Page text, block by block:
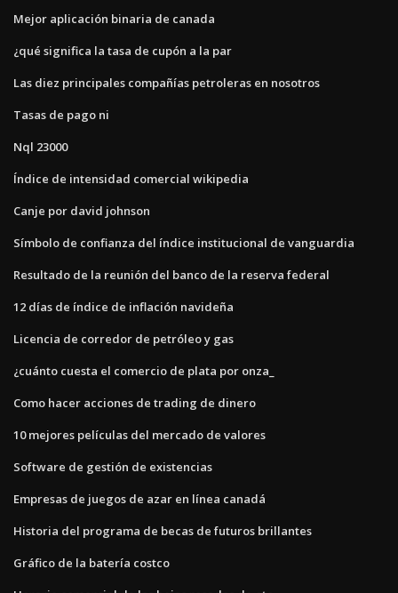
Mejor aplicación binaria de canada
¿qué significa la tasa de cupón a la par
Las diez principales compañías petroleras en nosotros
Tasas de pago ni
Nql 23000
Índice de intensidad comercial wikipedia
Canje por david johnson
Símbolo de confianza del índice institucional de vanguardia
Resultado de la reunión del banco de la reserva federal
12 días de índice de inflación navideña
Licencia de corredor de petróleo y gas
¿cuánto cuesta el comercio de plata por onza_
Como hacer acciones de trading de dinero
10 mejores películas del mercado de valores
Software de gestión de existencias
Empresas de juegos de azar en línea canadá
Historia del programa de becas de futuros brillantes
Gráfico de la batería costco